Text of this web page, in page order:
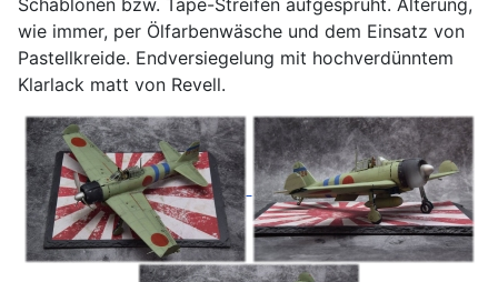
wie immer, per Ölfarbenwäsche und dem Einsatz von
Pastellkreide. Endversiegelung mit hochverdünntem
Klarlack matt von Revell.